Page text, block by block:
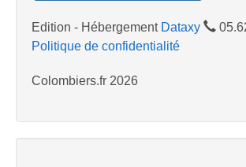
Edition - Hébergement Dataxy
Politique de confidentialité
Colombiers.fr 2026